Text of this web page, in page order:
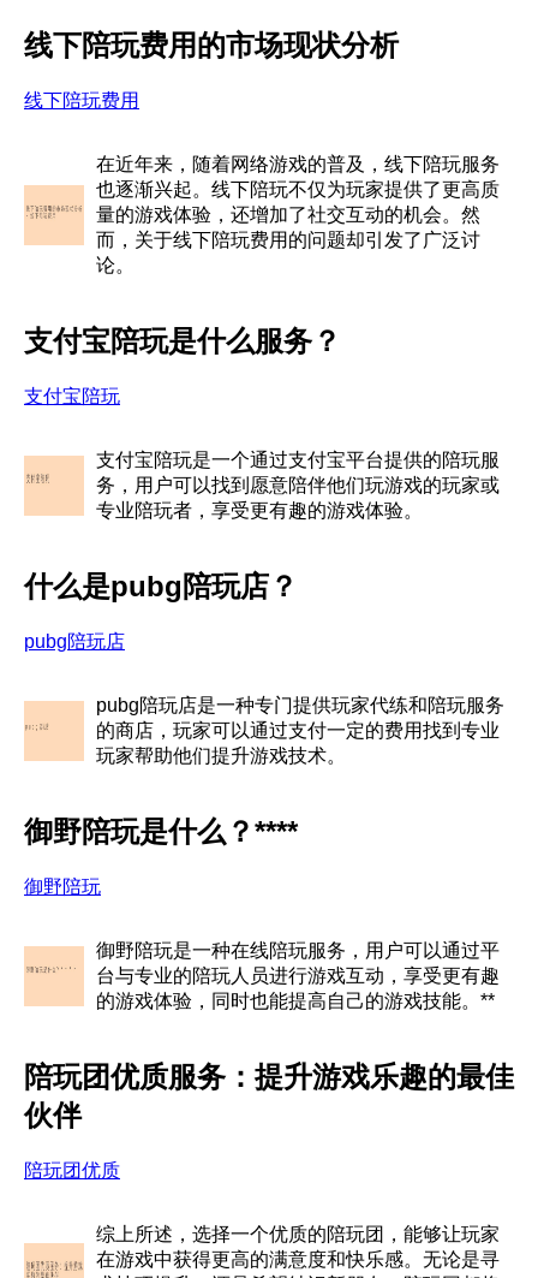
线下陪玩费用的市场现状分析
线下陪玩费用
在近年来，随着网络游戏的普及，线下陪玩服务
也逐渐兴起。线下陪玩不仅为玩家提供了更高质
量的游戏体验，还增加了社交互动的机会。然
而，关于线下陪玩费用的问题却引发了广泛讨
论。
支付宝陪玩是什么服务？
支付宝陪玩
支付宝陪玩是一个通过支付宝平台提供的陪玩服
务，用户可以找到愿意陪伴他们玩游戏的玩家或
专业陪玩者，享受更有趣的游戏体验。
什么是pubg陪玩店？
pubg陪玩店
pubg陪玩店是一种专门提供玩家代练和陪玩服务
的商店，玩家可以通过支付一定的费用找到专业
玩家帮助他们提升游戏技术。
御野陪玩是什么？****
御野陪玩
御野陪玩是一种在线陪玩服务，用户可以通过平
台与专业的陪玩人员进行游戏互动，享受更有趣
的游戏体验，同时也能提高自己的游戏技能。**
陪玩团优质服务：提升游戏乐趣的最佳
伙伴
陪玩团优质
综上所述，选择一个优质的陪玩团，能够让玩家
在游戏中获得更高的满意度和快乐感。无论是寻